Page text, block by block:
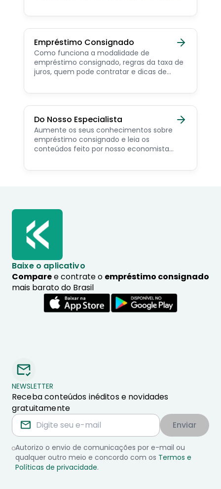
pensionista e beneficiários de programas
Empréstimo Consignado
Como funciona a modalidade de
empréstimo consignado, regras da taxa de
juros, quem pode contratar e dicas de
Do Nosso Especialista
Aumente os seus conhecimentos sobre
empréstimo consignado e leia os
conteúdos feito por nosso economista
Baixe o aplicativo
Comparee contrate o empréstimo consignado
mais barato do Brasil
NEWSLETTER
Receba conteúdos inéditos e novidades
gratuitamente
Enviar
Autorizo o envio de comunicações por e-mail ou
qualquer outro meio e concordo com os Termos e
Políticas de privacidade.